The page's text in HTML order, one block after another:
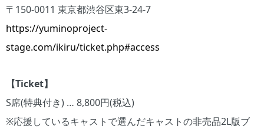
〒150-0011 東京都渋谷区東3-24-7
https://yuminoproject-
stage.com/ikiru/ticket.php#access
【Ticket】
S席(特典付き) … 8,800円(税込)
※応援しているキャストで選んだキャストの非売品2L版ブ